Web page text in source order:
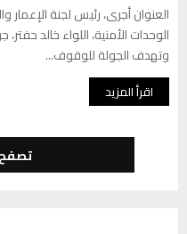
العنوان أجرى، رئيس لجنة الإعمار
الوحدات الأمنية، اللواء خالد
وتهدف الجولة للوقوف...
اقرأ المزيد